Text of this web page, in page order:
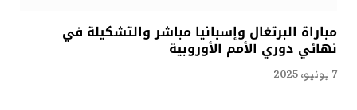
مباراة البرتغال وإسبانيا مباشر والتشكيلة في
نهائي دوري الأمم الأوروبية
7 يونيو، 2025